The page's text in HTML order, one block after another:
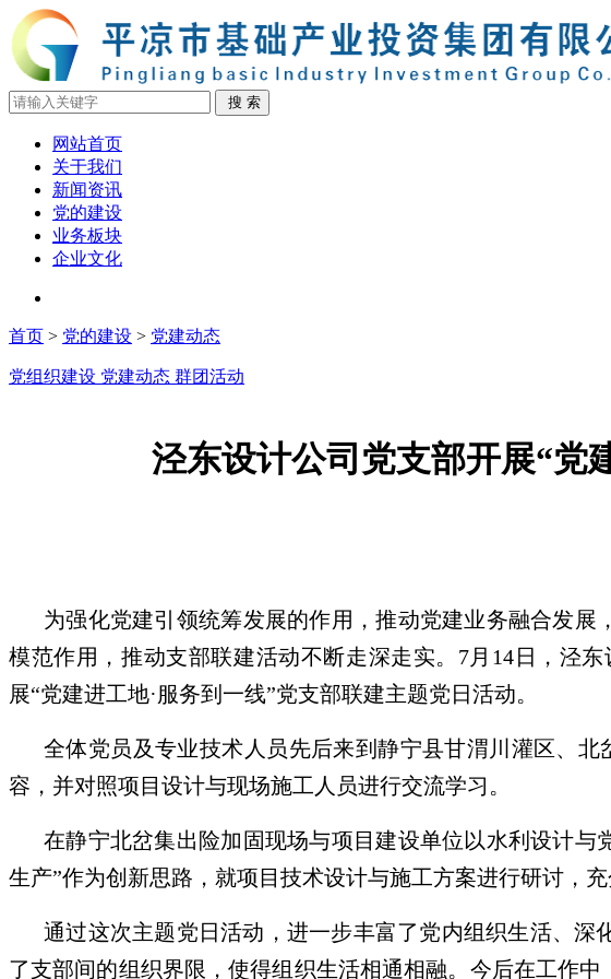
网站首页
关于我们
新闻资讯
党的建设
业务板块
企业文化
首页 > 党的建设 > 党建动态
党组织建设 党建动态 群团活动
泾东设计公司党支部开展“党
为强化党建引领统筹发展的作用，推动党建业务融合发
模范作用，推动支部联建活动不断走深走实。7月14日，泾
展“党建进工地·服务到一线”党支部联建主题党日活动。
全体党员及专业技术人员先后来到静宁县甘渭川灌区、
容，并对照项目设计与现场施工人员进行交流学习。
在静宁北岔集出险加固现场与项目建设单位以水利设计与
生产”作为创新思路，就项目技术设计与施工方案进行研讨，
通过这次主题党日活动，进一步丰富了党内组织生活、
了支部间的组织界限，使得组织生活相通相融。今后在工作